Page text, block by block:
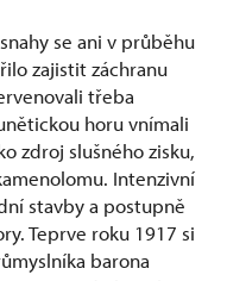
se ani v průběhu
zajistit záchranu
třeba
horu vnímali
zdroj slušného zisku,
Intenzivní
stavby a postupně
Teprve roku 1917 si
barona